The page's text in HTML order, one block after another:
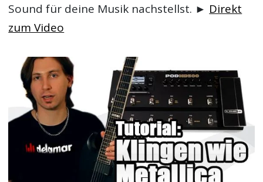
Sound für deine Musik nachstellst. ► Direkt
zum Video